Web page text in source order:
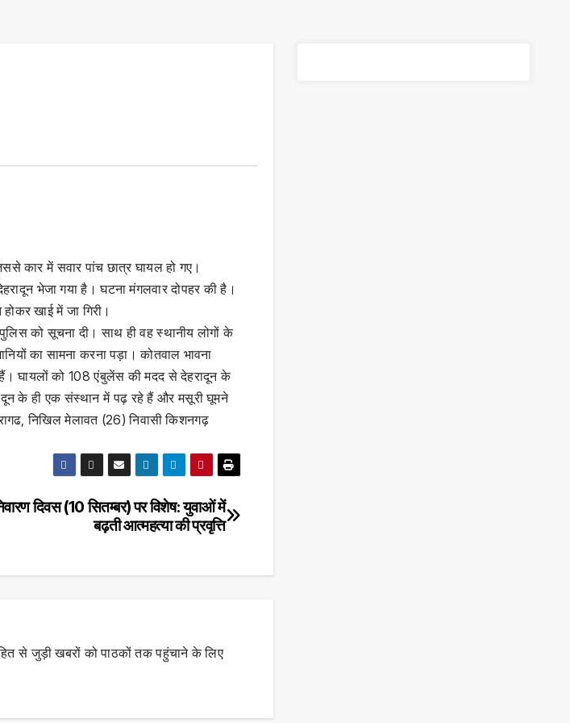
कार में सवार पांच छात्र घायल हो गए।
भेजा गया है। घटना मंगलवार दोपहर की है।
खाई में जा गिरी।
को सूचना दी। साथ ही वह स्थानीय लोगों के
का सामना करना पड़ा। कोतवाल भावना
हैं। घायलों को 108 एंबुलेंस की मदद से देहरादून के
के ही एक संस्थान में पढ़ रहे हैं और मसूरी घूमने
निखिल मेलावत (26) निवासी किशनगढ़
दिवस (10 सितम्बर) पर विशेष: युवाओं में
बढ़ती आत्महत्या की प्रवृत्ति
से जुड़ी खबरों को पाठकों तक पहुंचाने के लिए